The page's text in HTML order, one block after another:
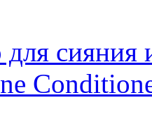
сияния